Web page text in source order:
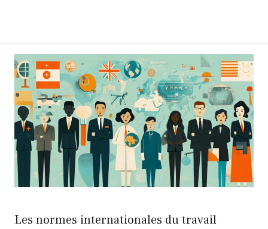
Les normes internationales du travail